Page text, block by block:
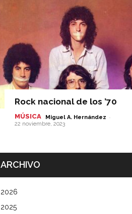
Rock nacional de los ’70
MÚSICA Miguel A. Hernández -
22 noviembre, 2023
ARCHIVO
2026
2025